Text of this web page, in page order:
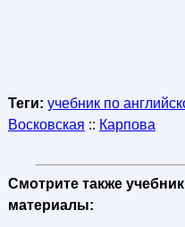
Теги: учебник по
Восковская :: Карпова
Смотрите также
материалы: